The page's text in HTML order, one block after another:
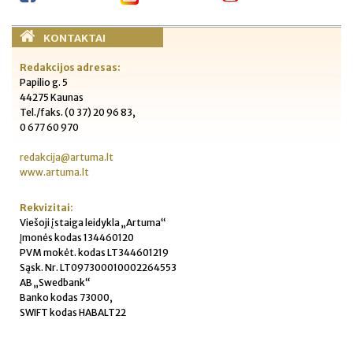
KONTAKTAI
Redakcijos adresas:
Papilio g. 5
44275 Kaunas
Tel./faks. (0 37) 20 96 83,
0 677 60 970
redakcija@artuma.lt
www.artuma.lt
Rekvizitai:
Viešoji įstaiga leidykla „Artuma“
Įmonės kodas 134460120
PVM mokėt. kodas LT344601219
Sąsk. Nr. LT097300010002264553
AB „Swedbank“
Banko kodas 73000,
SWIFT kodas HABALT22